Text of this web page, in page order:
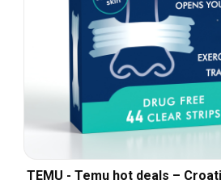
TEMU - Temu hot deals –